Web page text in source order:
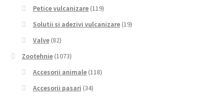
Petice vulcanizare (119)
Solutii si adezivi vulcanizare (19)
Valve (82)
Zootehnie (1073)
Accesorii animale (118)
Accesorii pasari (34)